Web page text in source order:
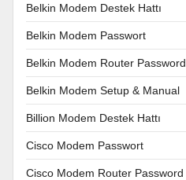
Belkin Modem Destek Hattı
Belkin Modem Passwort
Belkin Modem Router Password
Belkin Modem Setup & Manual
Billion Modem Destek Hattı
Cisco Modem Passwort
Cisco Modem Router Password